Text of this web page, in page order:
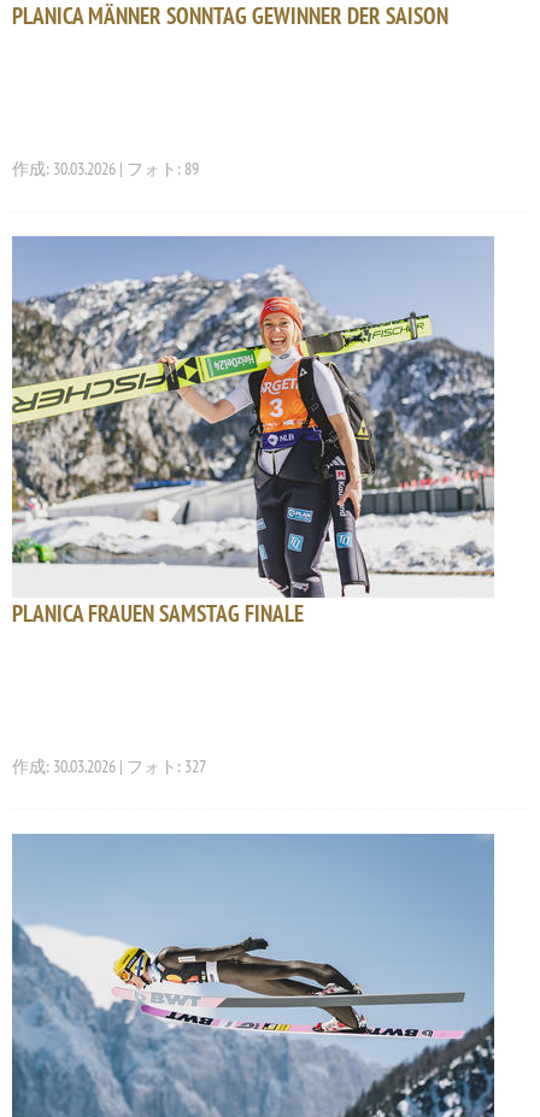
PLANICA MÄNNER SONNTAG GEWINNER DER SAISON
作成: 30.03.2026 | フォト: 89
PLANICA FRAUEN SAMSTAG FINALE
作成: 30.03.2026 | フォト: 327